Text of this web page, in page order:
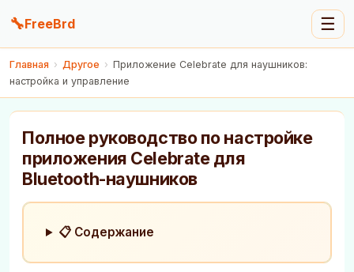
🔧FreeBrd ☰
Главная › Другое › Приложение Celebrate для наушников:
настройка и управление
Полное руководство по настройке
приложения Celebrate для
Bluetooth-наушников
📋 Содержание